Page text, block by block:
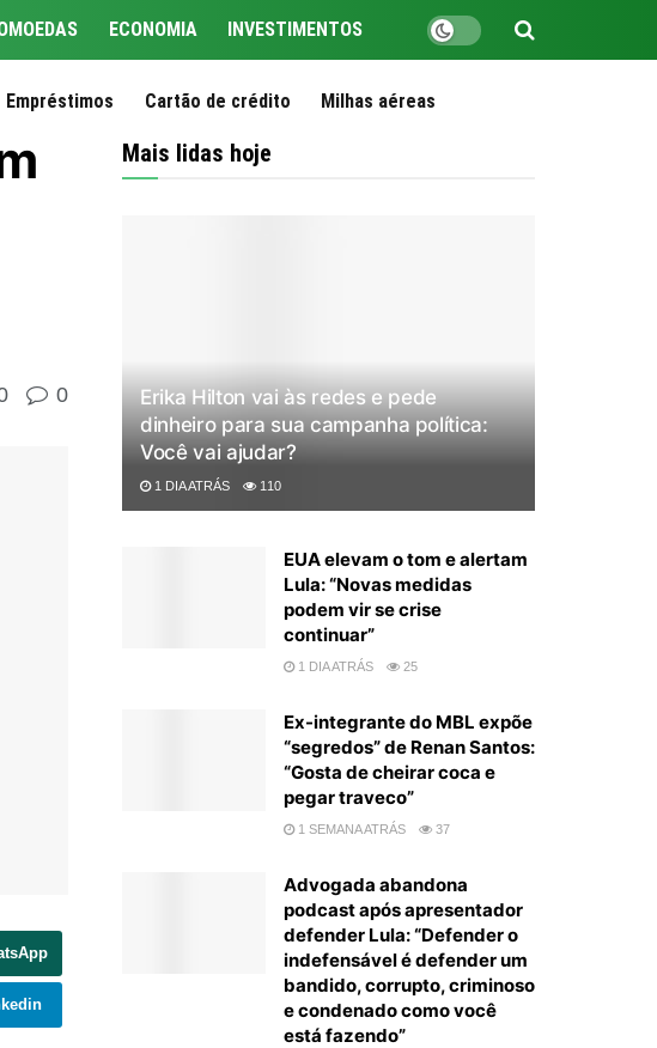
ECONOMIA INVESTIMENTOS
Empréstimos Cartão de crédito Milhas aéreas
0
Mais lidas hoje
Erika Hilton vai às redes e pede
dinheiro para sua campanha política:
Você vai ajudar?
1 DIA ATRÁS 110
EUA elevam o tom e alertam
Lula: “Novas medidas
podem vir se crise
continuar”
1 DIA ATRÁS 25
Ex-integrante do MBL expõe
“segredos” de Renan Santos:
“Gosta de cheirar coca e
pegar traveco”
1 SEMANA ATRÁS 37
Advogada abandona
podcast após apresentador
defender Lula: “Defender o
indefensável é defender um
bandido, corrupto, criminoso
e condenado como você
está fazendo”